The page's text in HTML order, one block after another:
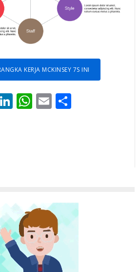
KERJA MCKINSEY 7S INI
LinkedIn
WhatsApp
Email